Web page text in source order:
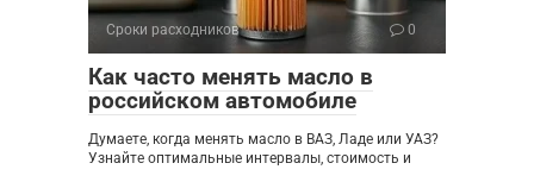
Сроки расходников 0
Как часто менять масло в
российском автомобиле
Думаете, когда менять масло в ВАЗ, Ладе или УАЗ?
Узнайте оптимальные интервалы, стоимость и